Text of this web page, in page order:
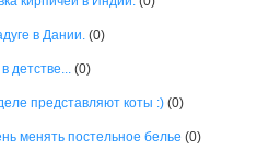
в Дании. (0)
детстве... (0)
представляют коты :) (0)
менять постельное белье (0)